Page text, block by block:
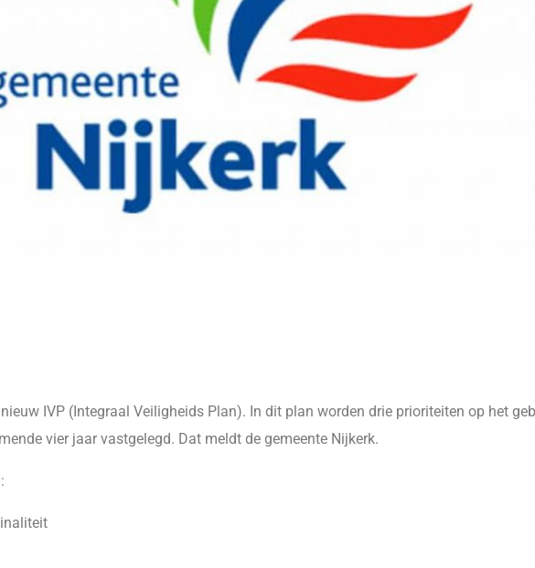
IVP (Integraal Veiligheids Plan). In dit plan worden drie prioriteiten op het
vier jaar vastgelegd. Dat meldt de gemeente Nijkerk.